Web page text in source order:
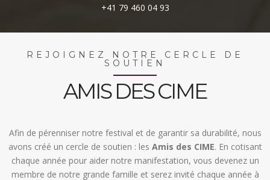
+41 79 460 04 93
REJOIGNEZ NOTRE CERCLE DE
SOUTIEN
AMIS DES CIME
Afin de pérenniser notre festival et de garantir sa durabilité, nous
avons créé un cercle de soutien : les Amis des CIME. En cotisant
chaque année pour aider notre manifestation, vous devenez un
membre de notre grande famille et serez invité chaque année à